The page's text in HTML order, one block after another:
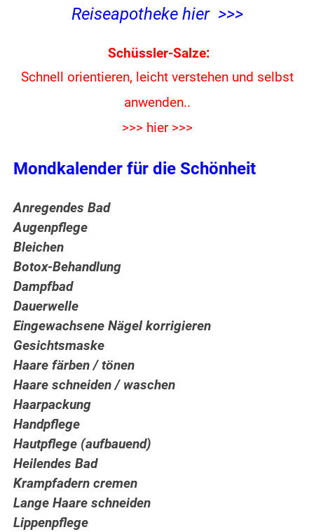
Reiseapotheke hier >>>
Schüssler-Salze:
Schnell orientieren, leicht verstehen und selbst
anwenden..
>>> hier >>>
Mondkalender für die Schönheit
Anregendes Bad
Augenpflege
Bleichen
Botox-Behandlung
Dampfbad
Dauerwelle
Eingewachsene Nägel korrigieren
Gesichtsmaske
Haare färben / tönen
Haare schneiden / waschen
Haarpackung
Handpflege
Hautpflege (aufbauend)
Heilendes Bad
Krampfadern cremen
Lange Haare schneiden
Lippenpflege